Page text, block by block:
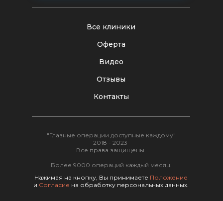
Оферта
Видео
Все клиники
Отзывы
Контакты
Нажимая на кнопку, Вы принимаете Положение
и Согласие на обработку персональных данных.
"Глазные операции доступные каждому"
2018 - 2023
Все права защищены.
Более 9000 операций каждый месяц.